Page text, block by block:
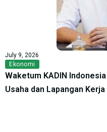
July 9, 2026
Ekonomi
Waketum KADIN
Usaha dan Lapangan